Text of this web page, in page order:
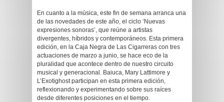
En cuanto a la música, este fin de semana arranca una
de las novedades de este año, el ciclo ‘Nuevas
expresiones sonoras’, que reúne a artistas
divergentes, híbridos y contemporáneos. Esta primera
edición, en la Caja Negra de Las Cigarreras con tres
actuaciones de marzo a junio, se hace eco de la
pluralidad que acontece dentro de nuestro circuito
musical y generacional. Baiuca, Mary Lattimore y
L’Exotighost participan en esta primera edición,
reflexionando y experimentando sobre sus raíces
desde diferentes posiciones en el tiempo.